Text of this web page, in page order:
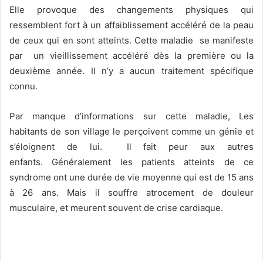
Elle provoque des changements physiques qui
ressemblent fort à un affaiblissement accéléré de la peau
de ceux qui en sont atteints. Cette maladie se manifeste
par un vieillissement accéléré dès la première ou la
deuxième année. Il n’y a aucun traitement spécifique
connu.
Par manque d’informations sur cette maladie, Les
habitants de son village le perçoivent comme un génie et
s’éloignent de lui. Il fait peur aux autres
enfants. Généralement les patients atteints de ce
syndrome ont une durée de vie moyenne qui est de 15 ans
à 26 ans. Mais il souffre atrocement de douleur
musculaire, et meurent souvent de crise cardiaque.